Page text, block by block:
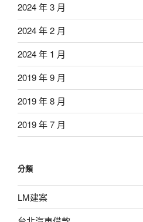
2024 年 3 月
2024 年 2 月
2024 年 1 月
2019 年 9 月
2019 年 8 月
2019 年 7 月
分類
LM建案